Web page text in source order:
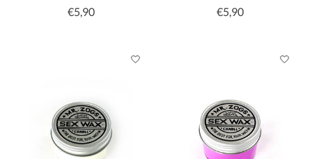
€5,90 €5,90